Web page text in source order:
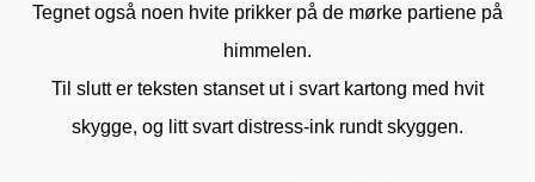
Tegnet også noen hvite prikker på de mørke partiene på
himmelen.
Til slutt er teksten stanset ut i svart kartong med hvit
skygge, og litt svart distress-ink rundt skyggen.